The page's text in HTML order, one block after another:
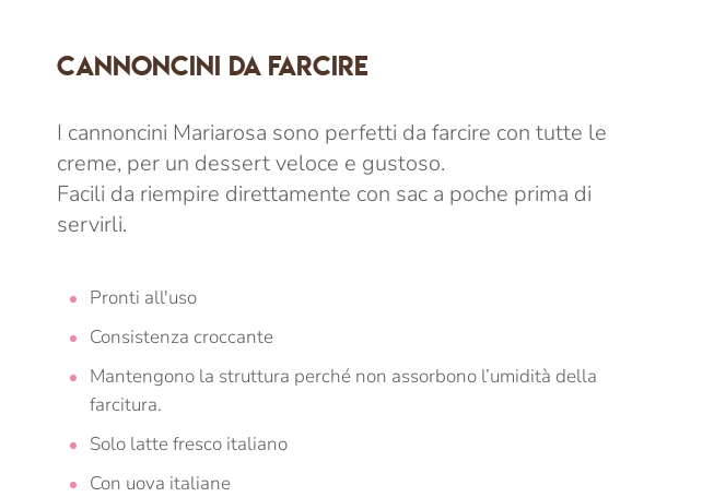
CANNONCINI DA FARCIRE
I cannoncini Mariarosa sono perfetti da farcire con tutte le
creme, per un dessert veloce e gustoso.
Facili da riempire direttamente con sac a poche prima di
servirli.
Pronti all'uso
Consistenza croccante
Mantengono la struttura perché non assorbono l’umidità della
farcitura.
Solo latte fresco italiano
Con uova italiane